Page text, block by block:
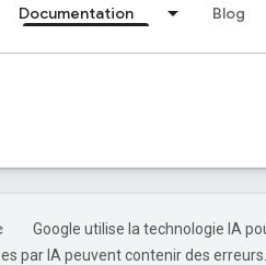
Documentation Blog
Google utilise la technologie IA
par IA peuvent contenir des erreurs.